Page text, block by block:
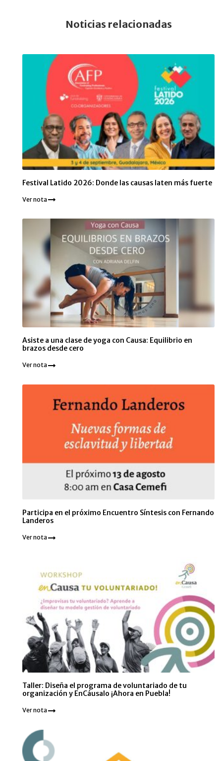
Noticias relacionadas
Festival Latido 2026: Donde las causas laten más fuerte
Ver nota
Asiste a una clase de yoga con Causa: Equilibrio en
brazos desde cero
Ver nota
Participa en el próximo Encuentro Síntesis con Fernando
Landeros
Ver nota
Taller: Diseña el programa de voluntariado de tu
organización y EnCáusalo ¡Ahora en Puebla!
Ver nota